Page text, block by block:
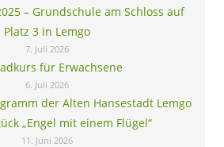
– Grundschule am Schloss auf
Platz 3 in Lemgo
7. Juli 2026
für Erwachsene
6. Juli 2026
der Alten Hansestadt Lemgo
„Engel mit einem Flügel“
11. Juni 2026